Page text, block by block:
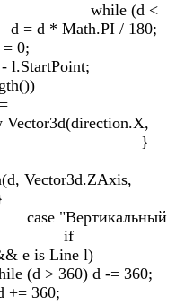
while (d <
/ 180;
= 0;
- l.StartPoint;
Vector3d(direction.X,
}
Vector3d.ZAxis,
}
if
d && e is Line l)
d -= 360;
+= 360;